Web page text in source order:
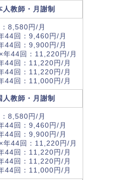
教師・月謝制
8,580円/月
44回：9,460円/月
44回：9,900円/月
年44回：11,220円/月
44回：11,220円/月
44回：11,220円/月
44回：11,000円/月
教師・月謝制
8,580円/月
44回：9,460円/月
44回：9,900円/月
年44回：11,220円/月
44回：11,220円/月
44回：11,220円/月
44回：11,000円/月